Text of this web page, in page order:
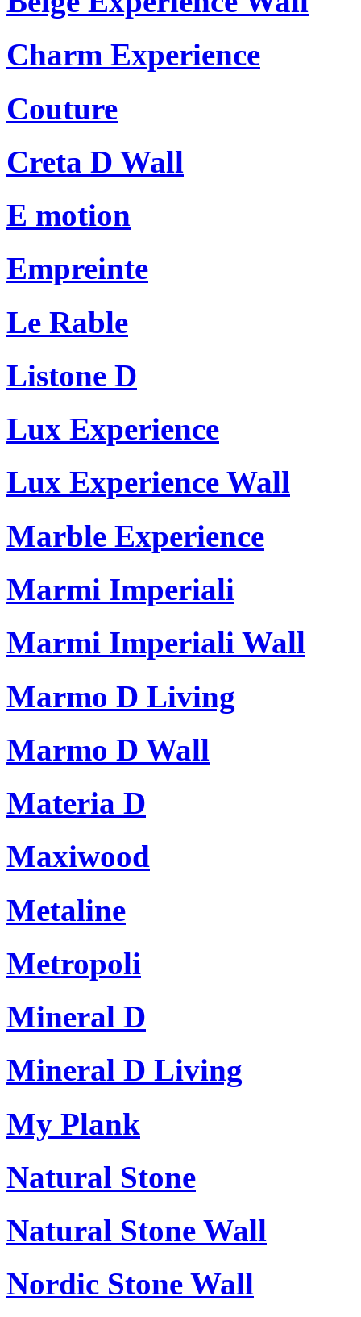
Charm Experience
Couture
Creta D Wall
E motion
Empreinte
Le Rable
Listone D
Lux Experience
Lux Experience Wall
Marble Experience
Marmi Imperiali
Marmi Imperiali Wall
Marmo D Living
Marmo D Wall
Materia D
Maxiwood
Metaline
Metropoli
Mineral D
Mineral D Living
My Plank
Natural Stone
Natural Stone Wall
Nordic Stone Wall